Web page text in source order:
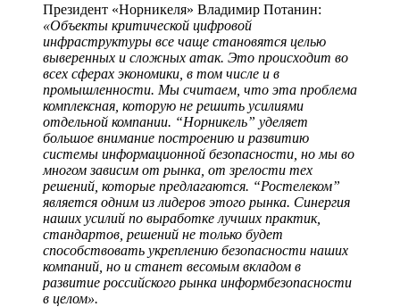
Президент «Норникеля» Владимир Потанин:
«Объекты критической цифровой
инфраструктуры все чаще становятся целью
выверенных и сложных атак. Это происходит во
всех сферах экономики, в том числе и в
промышленности. Мы считаем, что эта проблема
комплексная, которую не решить усилиями
отдельной компании. “Норникель” уделяет
большое внимание построению и развитию
системы информационной безопасности, но мы во
многом зависим от рынка, от зрелости тех
решений, которые предлагаются. “Ростелеком”
является одним из лидеров этого рынка. Синергия
наших усилий по выработке лучших практик,
стандартов, решений не только будет
способствовать укреплению безопасности наших
компаний, но и станет весомым вкладом в
развитие российского рынка информбезопасности
в целом».